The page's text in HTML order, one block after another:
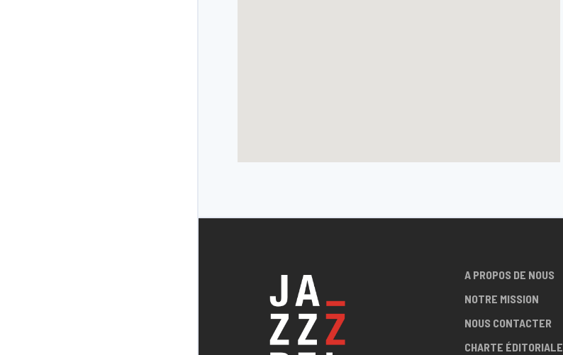
A PROPOS DE NOUS
NOTRE MISSION
NOUS CONTACTER
CHARTE ÉDITORIALE